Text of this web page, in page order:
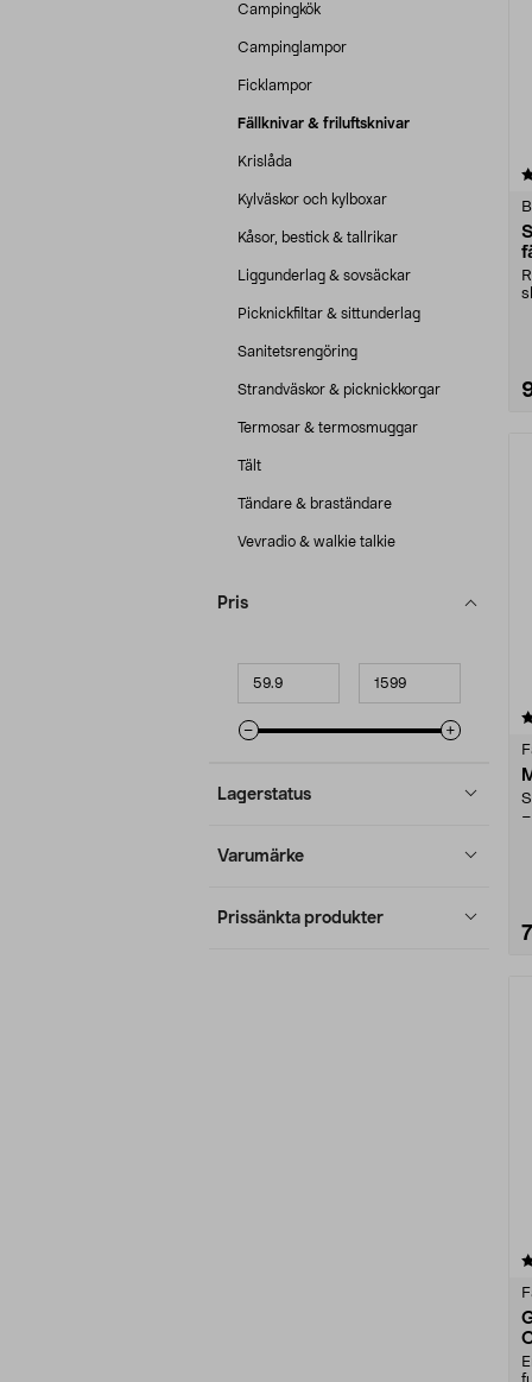
Campingkök
Campinglampor
Ficklampor
Fällknivar & friluftsknivar
Krislåda
Kylväskor och kylboxar
Kåsor, bestick & tallrikar
Liggunderlag & sovsäckar
Picknickfiltar & sittunderlag
Sanitetsrengöring
Strandväskor & picknickkorgar
Termosar & termosmuggar
Tält
Tändare & braständare
Vevradio & walkie talkie
Pris
Lagerstatus
Varumärke
Prissänkta produkter